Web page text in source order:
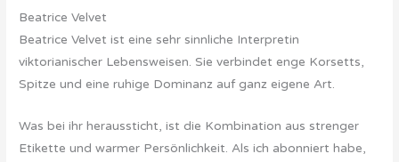
Beatrice Velvet
Beatrice Velvet ist eine sehr sinnliche Interpretin
viktorianischer Lebensweisen. Sie verbindet enge Korsetts,
Spitze und eine ruhige Dominanz auf ganz eigene Art.
Was bei ihr heraussticht, ist die Kombination aus strenger
Etikette und warmer Persönlichkeit. Als ich abonniert habe,